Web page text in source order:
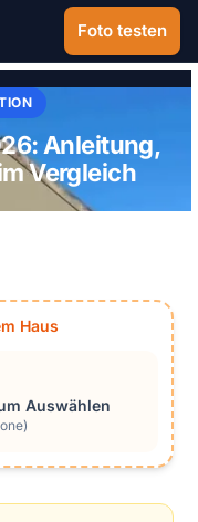
Foto testen
Anleitung,
Vergleich
Haus
Auswählen